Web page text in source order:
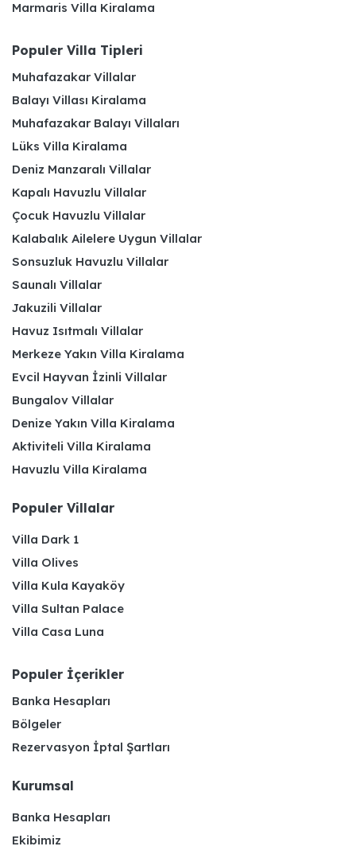
Marmaris Villa Kiralama
Populer Villa Tipleri
Muhafazakar Villalar
Balayı Villası Kiralama
Muhafazakar Balayı Villaları
Lüks Villa Kiralama
Deniz Manzaralı Villalar
Kapalı Havuzlu Villalar
Çocuk Havuzlu Villalar
Kalabalık Ailelere Uygun Villalar
Sonsuzluk Havuzlu Villalar
Saunalı Villalar
Jakuzili Villalar
Havuz Isıtmalı Villalar
Merkeze Yakın Villa Kiralama
Evcil Hayvan İzinli Villalar
Bungalov Villalar
Denize Yakın Villa Kiralama
Aktiviteli Villa Kiralama
Havuzlu Villa Kiralama
Populer Villalar
Villa Dark 1
Villa Olives
Villa Kula Kayaköy
Villa Sultan Palace
Villa Casa Luna
Populer İçerikler
Banka Hesapları
Bölgeler
Rezervasyon İptal Şartları
Kurumsal
Banka Hesapları
Ekibimiz